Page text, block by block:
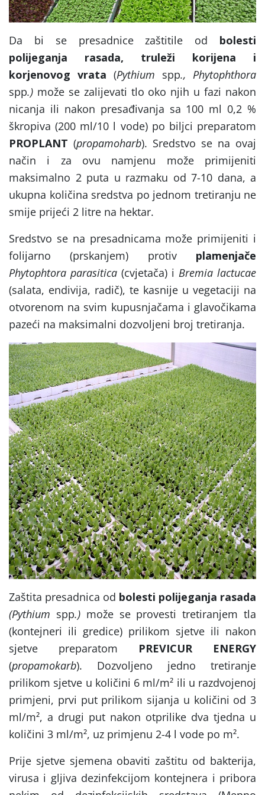
Da bi se presadnice zaštitile od bolesti
polijeganja rasada, truleži korijena i
korjenovog vrata (Pythium spp., Phytophthora
spp.) može se zalijevati tlo oko njih u fazi nakon
nicanja ili nakon presađivanja sa 100 ml 0,2 %
škropiva (200 ml/10 l vode) po biljci preparatom
PROPLANT (propamoharb). Sredstvo se na ovaj
način i za ovu namjenu može primijeniti
maksimalno 2 puta u razmaku od 7-10 dana, a
ukupna količina sredstva po jednom tretiranju ne
smije prijeći 2 litre na hektar.
Sredstvo se na presadnicama može primijeniti i
folijarno (prskanjem) protiv plamenjače
Phytophtora parasitica (cvjetača) i Bremia lactucae
(salata, endivija, radič), te kasnije u vegetaciji na
otvorenom na svim kupusnjačama i glavočikama
pazeći na maksimalni dozvoljeni broj tretiranja.
Zaštita presadnica od bolesti polijeganja rasada
(Pythium spp.)može se provesti tretiranjem tla
(kontejneri ili gredice) prilikom sjetve ili nakon
sjetve preparatom PREVICUR ENERGY
(propamokarb). Dozvoljeno jedno tretiranje
prilikom sjetve u količini 6 ml/m² ili u razdvojenoj
primjeni, prvi put prilikom sijanja u količini od 3
ml/m², a drugi put nakon otprilike dva tjedna u
količini 3 ml/m², uz primjenu 2-4 l vode po m².
Prije sjetve sjemena obaviti zaštitu od bakterija,
virusa i gljiva dezinfekcijom kontejnera i pribora